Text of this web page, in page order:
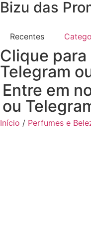
Bizu das
Recentes
Clique
Telegram
Entre em
ou
Início / Perfumes e